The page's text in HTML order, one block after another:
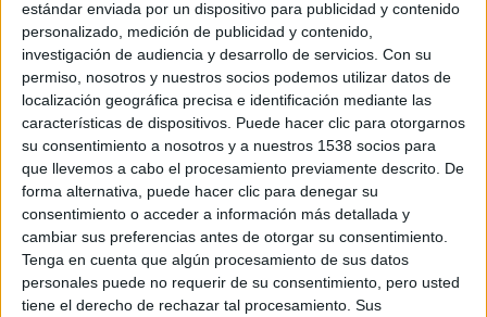
estándar enviada por un dispositivo para publicidad y contenido
personalizado, medición de publicidad y contenido,
investigación de audiencia y desarrollo de servicios. Con su
permiso, nosotros y nuestros socios podemos utilizar datos de
localización geográfica precisa e identificación mediante las
características de dispositivos. Puede hacer clic para otorgarnos
su consentimiento a nosotros y a nuestros 1538 socios para
que llevemos a cabo el procesamiento previamente descrito. De
forma alternativa, puede hacer clic para denegar su
consentimiento o acceder a información más detallada y
cambiar sus preferencias antes de otorgar su consentimiento.
Tenga en cuenta que algún procesamiento de sus datos
personales puede no requerir de su consentimiento, pero usted
tiene el derecho de rechazar tal procesamiento. Sus
compra una vieja mansión a precio de saldo en una
subasta y se mudan allí sin haber investigado antes la
misteriosa historia que alberga entre sus paredes (primer
error). El matrimonio formado por Keira (Elisha Cuthbert
Brian (Eoin Macken) trabajan como creativos de una
empresa y teniendo que afrontar una importante
presentación para un nuevo proyecto (¡vaya horas!), deben
ausentarse durante la primera noche de su estancia en la
casa y dejar a sus hijos Ellie (Abby Fitz) y Steven (Dylan
Fitzmaurice Brady
) solos allí (segundo error).